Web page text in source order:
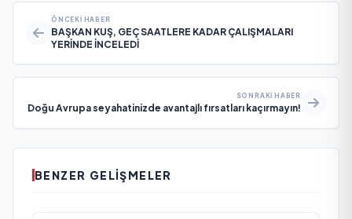
ÖNCEKI HABER
BAŞKAN KUŞ, GEÇ SAATLERE KADAR ÇALIŞMALARI
YERİNDE İNCELEDİ
SONRAKI HABER
Doğu Avrupa seyahatinizde avantajlı fırsatları kaçırmayın!
BENZER GELIŞMELER